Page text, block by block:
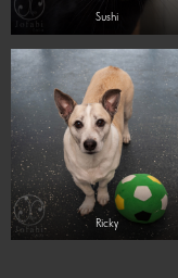
Sushi
Ricky